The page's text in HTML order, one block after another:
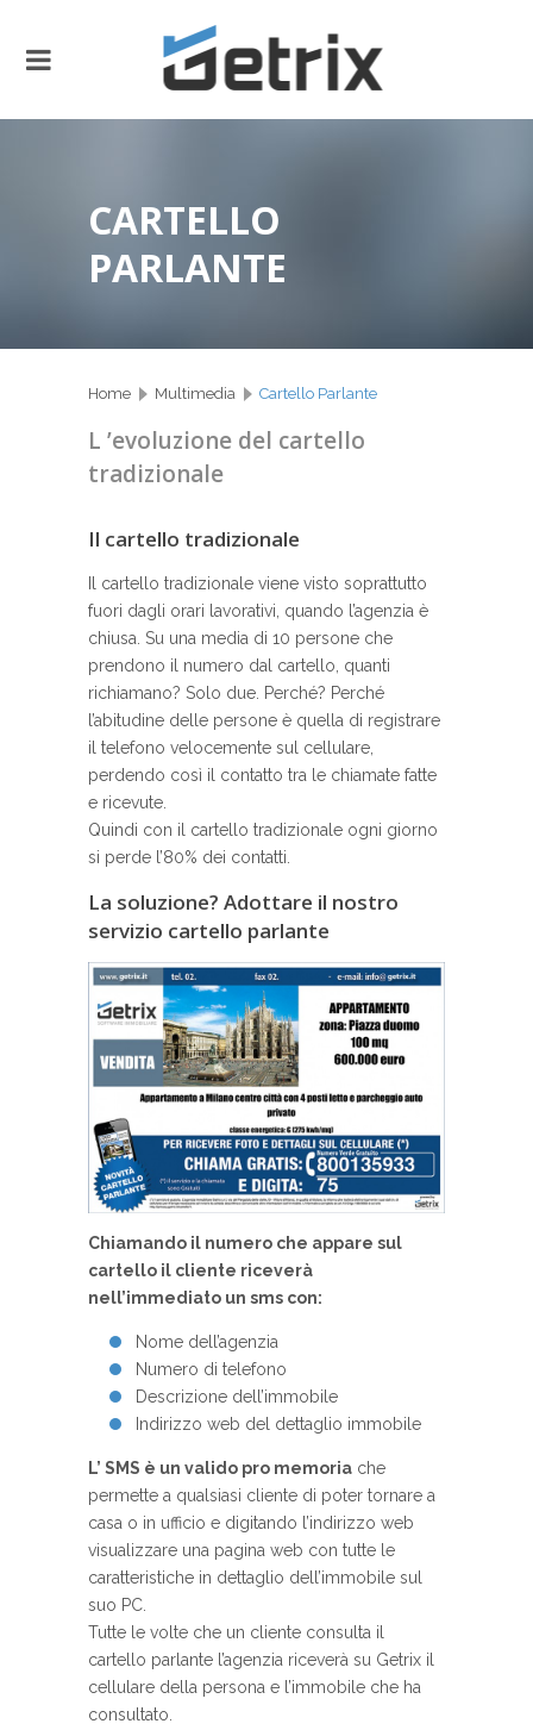
CARTELLO
PARLANTE
Home Multimedia Cartello Parlante
L ’evoluzione del cartello
tradizionale
Il cartello tradizionale
Il cartello tradizionale viene visto soprattutto
fuori dagli orari lavorativi, quando l’agenzia è
chiusa. Su una media di 10 persone che
prendono il numero dal cartello, quanti
richiamano? Solo due. Perché? Perché
l’abitudine delle persone è quella di registrare
il telefono velocemente sul cellulare,
perdendo così il contatto tra le chiamate fatte
e ricevute.
Quindi con il cartello tradizionale ogni giorno
si perde l’80% dei contatti.
La soluzione? Adottare il nostro
servizio cartello parlante
Chiamando il numero che appare sul
cartello il cliente riceverà
nell’immediato un sms con:
Nome dell’agenzia
Numero di telefono
Descrizione dell’immobile
Indirizzo web del dettaglio immobile
L’ SMS è un valido pro memoria che
permette a qualsiasi cliente di poter tornare a
casa o in ufficio e digitando l’indirizzo web
visualizzare una pagina web con tutte le
caratteristiche in dettaglio dell’immobile sul
suo PC.
Tutte le volte che un cliente consulta il
cartello parlante l’agenzia riceverà su Getrix il
cellulare della persona e l’immobile che ha
consultato.